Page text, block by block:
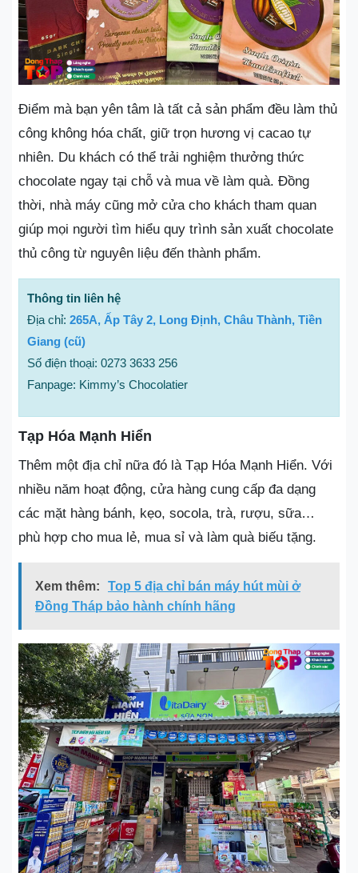
Điểm mà bạn yên tâm là tất cả sản phẩm đều làm thủ
công không hóa chất, giữ trọn hương vị cacao tự
nhiên. Du khách có thể trải nghiệm thưởng thức
chocolate ngay tại chỗ và mua về làm quà. Đồng
thời, nhà máy cũng mở cửa cho khách tham quan
giúp mọi người tìm hiểu quy trình sản xuất chocolate
thủ công từ nguyên liệu đến thành phẩm.
Thông tin liên hệ
Địa chỉ: 265A, Ấp Tây 2, Long Định, Châu Thành, Tiền
Giang (cũ)
Số điện thoại: 0273 3633 256
Fanpage: Kimmy’s Chocolatier
Tạp Hóa Mạnh Hiển
Thêm một địa chỉ nữa đó là Tạp Hóa Mạnh Hiển. Với
nhiều năm hoạt động, cửa hàng cung cấp đa dạng
các mặt hàng bánh, kẹo, socola, trà, rượu, sữa…
phù hợp cho mua lẻ, mua sỉ và làm quà biếu tặng.
Xem thêm:
Top 5 địa chỉ bán máy hút mùi ở
Đồng Tháp bảo hành chính hãng